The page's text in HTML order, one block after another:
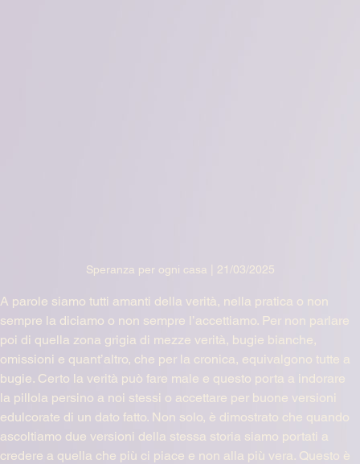
Speranza per ogni casa | 21/03/2025
A parole siamo tutti amanti della verità, nella pratica o non
sempre la diciamo o non sempre l’accettiamo. Per non parlare
poi di quella zona grigia di mezze verità, bugie bianche,
omissioni e quant’altro, che per la cronica, equivalgono tutte a
bugie. Certo la verità può fare male e questo porta a indorare
la pillola persino a noi stessi o accettare per buone versioni
edulcorate di un dato fatto. Non solo, è dimostrato che quando
ascoltiamo due versioni della stessa storia siamo portati a
credere a quella che più ci piace e non alla più vera. Questo è